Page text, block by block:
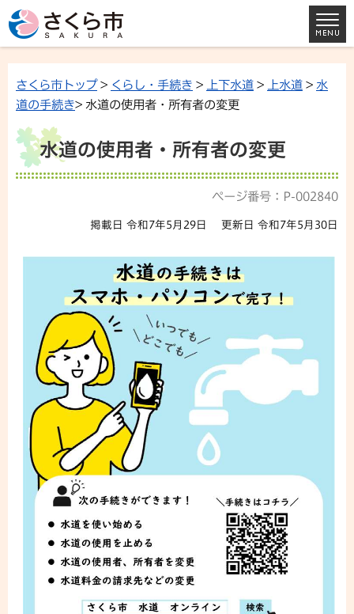
さくら市トップ> くらし・手続き > 上下水道 > 上水道 > 水
道の手続き> 水道の使用者・所有者の変更
水道の使用者・所有者の変更
ページ番号：P-002840
掲載日 令和7年5月29日 更新日 令和7年5月30日